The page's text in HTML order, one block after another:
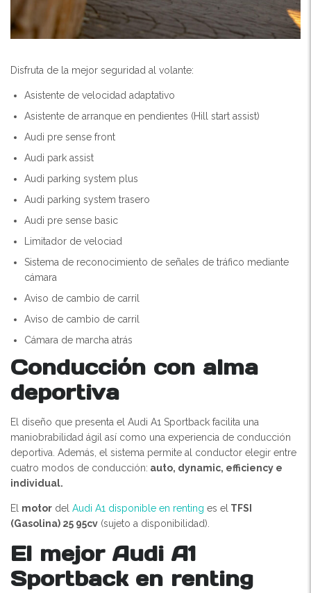
Disfruta de la mejor seguridad al volante:
Asistente de velocidad adaptativo
Asistente de arranque en pendientes (Hill start assist)
Audi pre sense front
Audi park assist
Audi parking system plus
Audi parking system trasero
Audi pre sense basic
Limitador de velociad
Sistema de reconocimiento de señales de tráfico mediante
cámara
Aviso de cambio de carril
Aviso de cambio de carril
Cámara de marcha atrás
Conducción con alma
deportiva
El diseño que presenta el Audi A1 Sportback facilita una
maniobrabilidad ágil así como una experiencia de conducción
deportiva. Además, el sistema permite al conductor elegir entre
cuatro modos de conducción: auto, dynamic, efficiency e
individual.
El motor del Audi A1 disponible en renting es el TFSI
(Gasolina) 25 95cv (sujeto a disponibilidad).
El mejor Audi A1
Sportback en renting